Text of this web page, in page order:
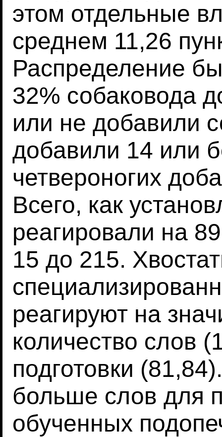
этом отдельные
среднем 11,26
Распределение
32% собаковода
или не добавили
добавили 14 или
четвероногих
Всего, как
реагировали на
15 до 215.
реагируют на
количество слов
подготовки
больше слов для
обученных